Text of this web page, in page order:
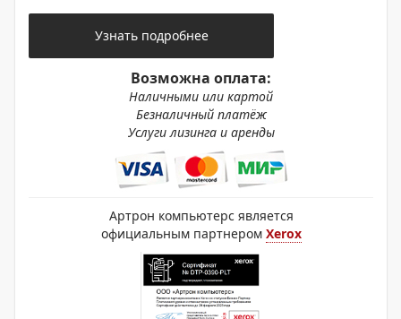
Узнать подробнее
Возможна оплата:
Наличными или картой
Безналичный платёж
Услуги лизинга и аренды
Артрон компьютерс является
официальным партнером Xerox